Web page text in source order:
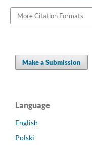
More Citation Formats
Make a Submission
Language
English
Polski